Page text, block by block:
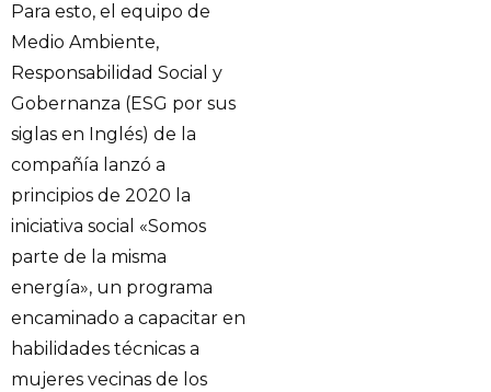
Para esto, el equipo de
Medio Ambiente,
Responsabilidad Social y
Gobernanza (ESG por sus
siglas en Inglés) de la
compañía lanzó a
principios de 2020 la
iniciativa social «Somos
parte de la misma
energía», un programa
encaminado a capacitar en
habilidades técnicas a
mujeres vecinas de los